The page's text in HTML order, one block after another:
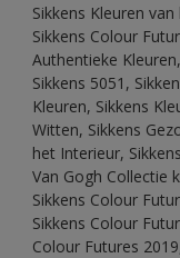
Sikkens Kleuren
Sikkens Colour
Authentieke
Sikkens 5051,
Kleuren, Sikkens
Witten, Sikkens
het Interieur,
Van Gogh Collectie
Sikkens Colour
Sikkens Colour
Colour Futures